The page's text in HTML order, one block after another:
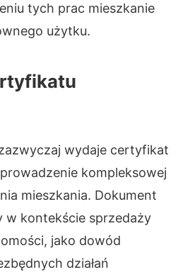
tych prac mieszkanie
użytku.
wydaje certyfikat
kompleksowej
mieszkania. Dokument
w kontekście sprzedaży
jako dowód
działań